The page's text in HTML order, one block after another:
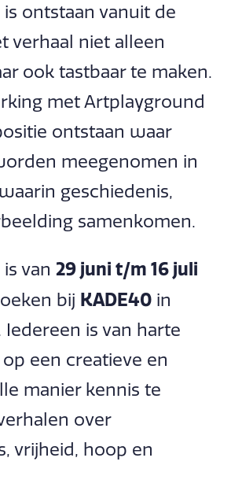
ontstaan vanuit de
verhaal niet alleen
ook tastbaar te maken.
met Artplayground
ontstaan waar
meegenomen in
geschiedenis,
samenkomen.
van 29 juni t/m 16 juli
bij KADE40 in
Iedereen is van harte
een creatieve en
manier kennis te
over
vrijheid, hoop en